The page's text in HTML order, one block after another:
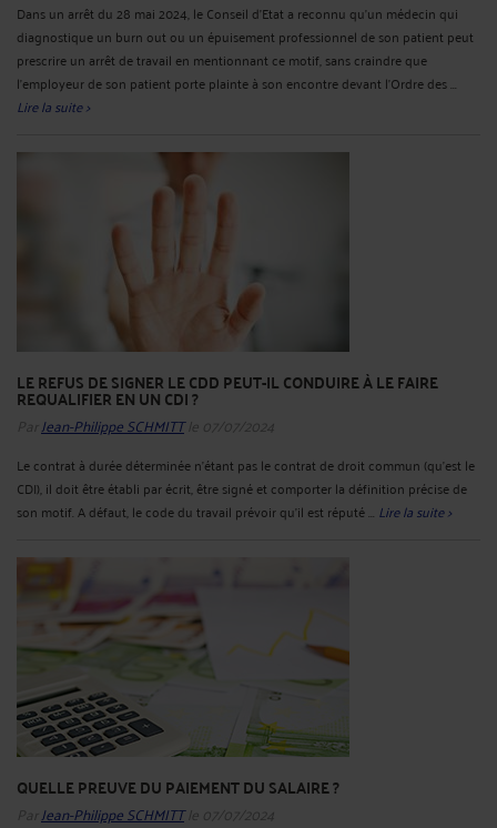
Dans un arrêt du 28 mai 2024, le Conseil d’Etat a reconnu qu'un médecin qui
diagnostique un burn out ou un épuisement professionnel de son patient peut
prescrire un arrêt de travail en mentionnant ce motif, sans craindre que
l’employeur de son patient porte plainte à son encontre devant l’Ordre des ...
Lire la suite >
LE REFUS DE SIGNER LE CDD PEUT-IL CONDUIRE À LE FAIRE
REQUALIFIER EN UN CDI ?
Par Jean-Philippe SCHMITTle 07/07/2024
Le contrat à durée déterminée n’étant pas le contrat de droit commun (qu’est le
CDI), il doit être établi par écrit, être signé et comporter la définition précise de
son motif. A défaut, le code du travail prévoir qu’il est réputé ... Lire la suite >
QUELLE PREUVE DU PAIEMENT DU SALAIRE ?
Par Jean-Philippe SCHMITTle 07/07/2024